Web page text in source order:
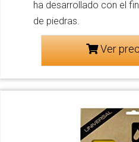
ha desarrollado con el
de piedras.
Ver